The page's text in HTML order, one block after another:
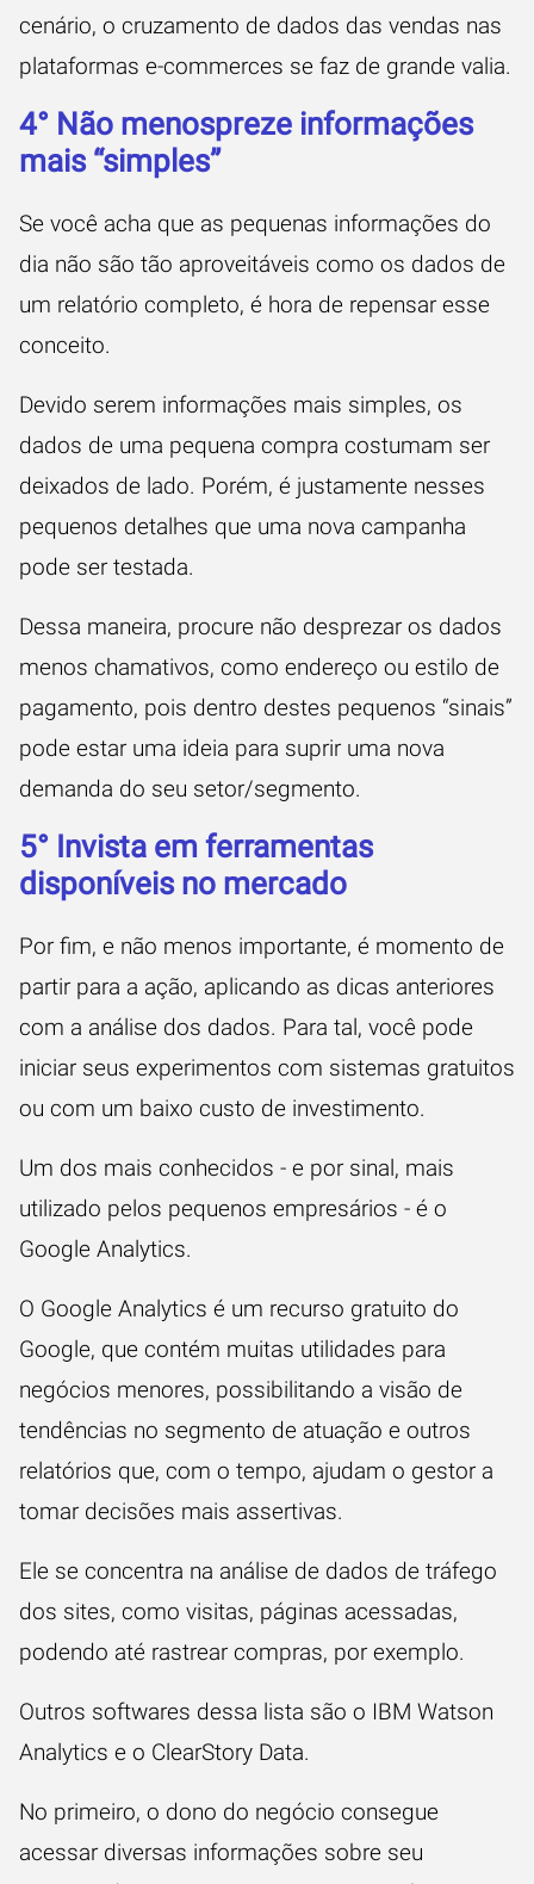
cenário, o cruzamento de dados das vendas nas
plataformas e-commerces se faz de grande valia.
4° Não menospreze informações
mais “simples”
Se você acha que as pequenas informações do
dia não são tão aproveitáveis como os dados de
um relatório completo, é hora de repensar esse
conceito.
Devido serem informações mais simples, os
dados de uma pequena compra costumam ser
deixados de lado. Porém, é justamente nesses
pequenos detalhes que uma nova campanha
pode ser testada.
Dessa maneira, procure não desprezar os dados
menos chamativos, como endereço ou estilo de
pagamento, pois dentro destes pequenos “sinais”
pode estar uma ideia para suprir uma nova
demanda do seu setor/segmento.
5° Invista em ferramentas
disponíveis no mercado
Por fim, e não menos importante, é momento de
partir para a ação, aplicando as dicas anteriores
com a análise dos dados. Para tal, você pode
iniciar seus experimentos com sistemas gratuitos
ou com um baixo custo de investimento.
Um dos mais conhecidos - e por sinal, mais
utilizado pelos pequenos empresários - é o
Google Analytics.
O Google Analytics é um recurso gratuito do
Google, que contém muitas utilidades para
negócios menores, possibilitando a visão de
tendências no segmento de atuação e outros
relatórios que, com o tempo, ajudam o gestor a
tomar decisões mais assertivas.
Ele se concentra na análise de dados de tráfego
dos sites, como visitas, páginas acessadas,
podendo até rastrear compras, por exemplo.
Outros softwares dessa lista são o IBM Watson
Analytics e o ClearStory Data.
No primeiro, o dono do negócio consegue
acessar diversas informações sobre seu